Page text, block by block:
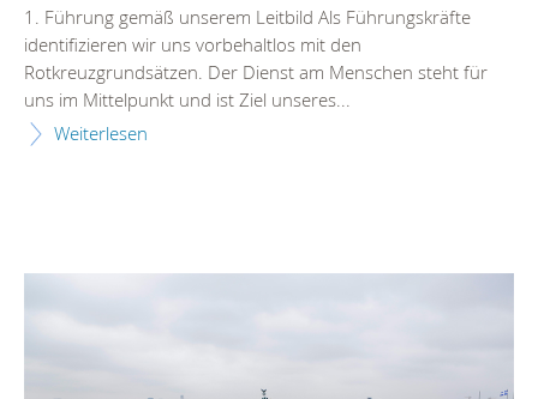
1. Führung gemäß unserem Leitbild Als Führungskräfte
identifizieren wir uns vorbehaltlos mit den
Rotkreuzgrundsätzen. Der Dienst am Menschen steht für
uns im Mittelpunkt und ist Ziel unseres...
Weiterlesen